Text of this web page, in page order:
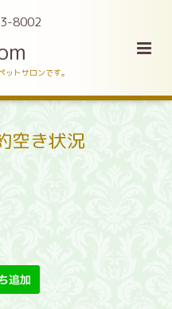
8002
ットサロンです。
空き状況